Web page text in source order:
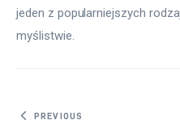
jeden z popularniejszych
myślistwie.
Nawigacja wpisu
PREVIOUS